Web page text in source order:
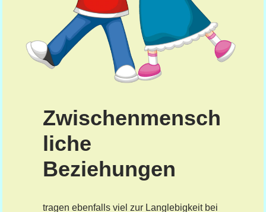
Zwischenmensch
liche
Beziehungen
tragen ebenfalls viel zur Langlebigkeit bei